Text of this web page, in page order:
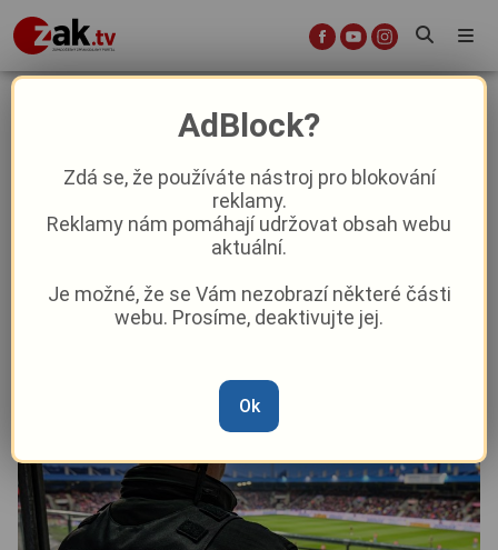
Do Plzně míří ostravský Baník.
Policisté chystají na rizikový zápas
speciální opatření
Krimi
Marie Osvaldová –10. 5. 2025|10:31
AdBlock?
Zdá se, že používáte nástroj pro blokování
reklamy.
Reklamy nám pomáhají udržovat obsah webu
aktuální.
Je možné, že se Vám nezobrazí některé části
webu. Prosíme, deaktivujte jej.
Ok